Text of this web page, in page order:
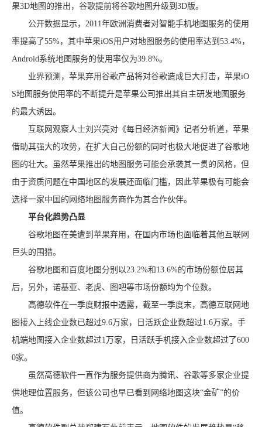
果3D地图的推出，谷歌提前将谷歌地图升级到3D版。
公开数据显示，2011年欧洲消费者对智能手机地图服务的使用
率提高了55%，其中苹果iOS用户对地图服务的使用率达到53.4%，
Android系统地图服务的使用率仅为39.8%。
业界预测，苹果弃用谷歌产品将对谷歌造成巨大打击，苹果iO
S地图服务使用率的不断提升是苹果公司推出其自主研发地图服务
的最大诱因。
互联网观察人士刘兴亮对《每日经济新闻》记者分析道，苹果
借助其强大的攻势，在扩大自己份额的同时也极大地促进了谷歌地
图的壮大。虽然苹果推出的地图服务可能会承袭其一贯的风格，但
由于资质问题在中国地区的发展还面临门槛，因此苹果极有可能会
选择一家中国的网络地图服务商作为其合作伙伴。
平台化趋势凸显
谷歌地图在美遭到苹果弃用，在国内市场也面临着其他互联网
巨头的围猎。
谷歌地图和百度地图分别以23.2%和13.6%的市场份额位居其
后，另外，诺基亚、老虎、图吧等市场份额均为个位数。
高德软件在一季度财报中透露，截至一季度末，高德互联网地
图接入上线企业数已超过9.6万家，日活跃企业数超过1.6万家。手
机端地图接入企业数超过1万家，日活跃手机接入企业数超过了600
0家。
虽然高德软件一直作为服务提供商为腾讯、谷歌等多家企业提
供地理位置服务，但该公司也早已看到网络地图这块“金矿”的价
值。